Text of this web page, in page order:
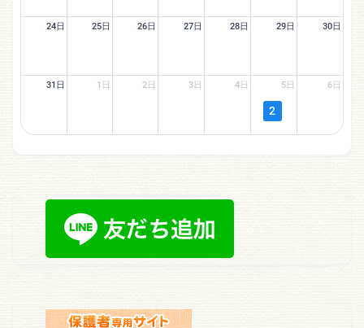
24日 25日 26日 27日 28日 29日 30日
31日 1日 2日 3日 4日 5日
2
6日